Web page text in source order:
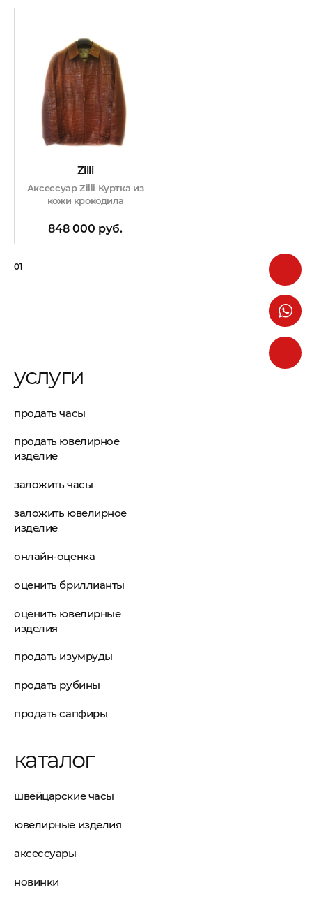
Zilli
Аксессуар Zilli Куртка из
кожи крокодила
848 000 руб.
01
услуги
продать часы
продать ювелирное
изделие
заложить часы
заложить ювелирное
изделие
онлайн-оценка
оценить бриллианты
оценить ювелирные
изделия
продать изумруды
продать рубины
продать сапфиры
каталог
швейцарские часы
ювелирные изделия
аксессуары
новинки